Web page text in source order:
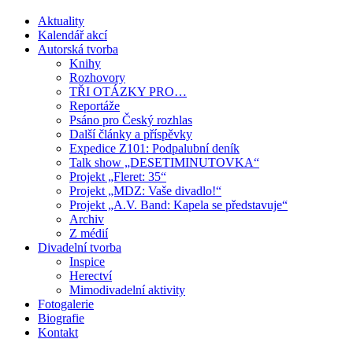
Aktuality
Kalendář akcí
Autorská tvorba
Knihy
Rozhovory
TŘI OTÁZKY PRO…
Reportáže
Psáno pro Český rozhlas
Další články a příspěvky
Expedice Z101: Podpalubní deník
Talk show „DESETIMINUTOVKA“
Projekt „Fleret: 35“
Projekt „MDZ: Vaše divadlo!“
Projekt „A.V. Band: Kapela se představuje“
Archiv
Z médií
Divadelní tvorba
Inspice
Herectví
Mimodivadelní aktivity
Fotogalerie
Biografie
Kontakt